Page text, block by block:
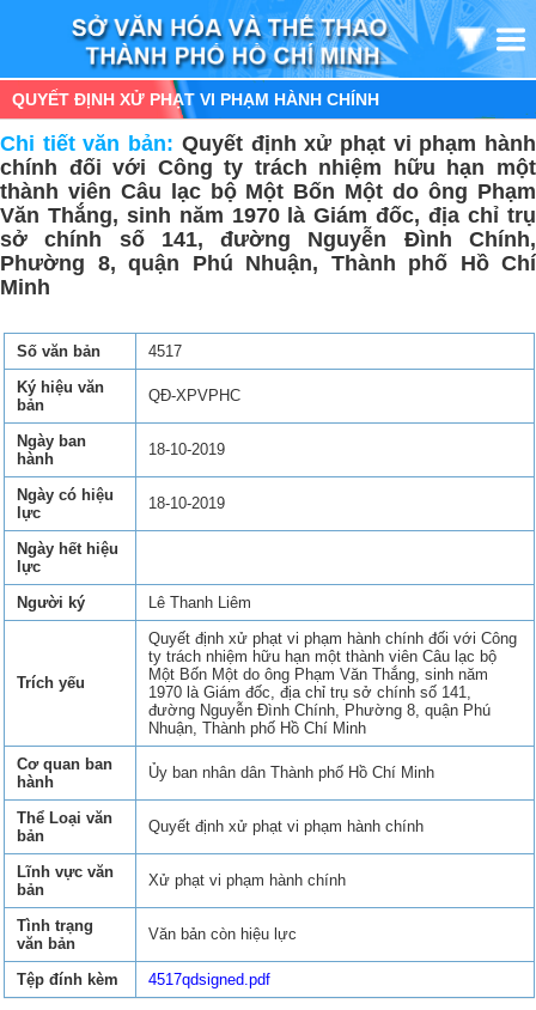
QUYẾT ĐỊNH XỬ PHẠT VI PHẠM HÀNH CHÍNH
Chi tiết văn bản: Quyết định xử phạt vi phạm hành
chính đối với Công ty trách nhiệm hữu hạn một
thành viên Câu lạc bộ Một Bốn Một do ông Phạm
Văn Thắng, sinh năm 1970 là Giám đốc, địa chỉ trụ
sở chính số 141, đường Nguyễn Đình Chính,
Phường 8, quận Phú Nhuận, Thành phố Hồ Chí
Minh
Số văn bản
4517
Ký hiệu văn
bản
QĐ-XPVPHC
Ngày ban
hành
18-10-2019
Ngày có hiệu
lực
18-10-2019
Ngày hết hiệu
lực
Người ký
Lê Thanh Liêm
Trích yếu
Quyết định xử phạt vi phạm hành chính đối với Công
ty trách nhiệm hữu hạn một thành viên Câu lạc bộ
Một Bốn Một do ông Phạm Văn Thắng, sinh năm
1970 là Giám đốc, địa chỉ trụ sở chính số 141,
đường Nguyễn Đình Chính, Phường 8, quận Phú
Nhuận, Thành phố Hồ Chí Minh
Cơ quan ban
hành
Ủy ban nhân dân Thành phố Hồ Chí Minh
Thể Loại văn
bản
Quyết định xử phạt vi phạm hành chính
Lĩnh vực văn
bản
Xử phạt vi phạm hành chính
Tình trạng
văn bản
Văn bản còn hiệu lực
Tệp đính kèm 4517qdsigned.pdf